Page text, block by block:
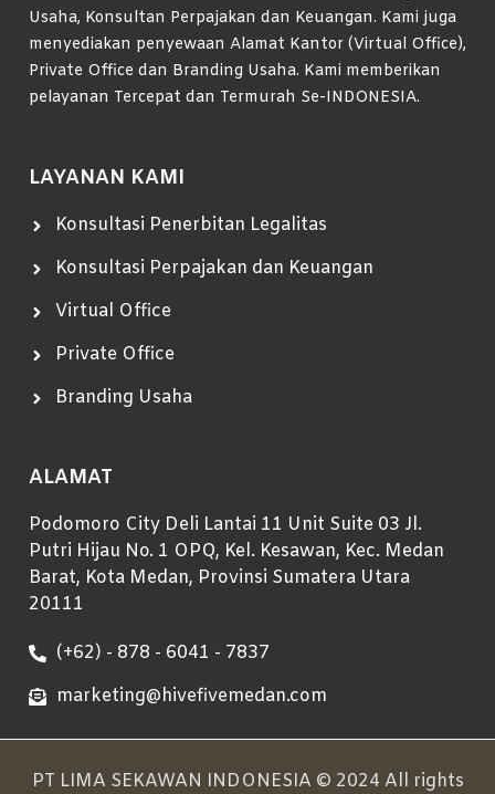
Usaha, Konsultan Perpajakan dan Keuangan. Kami juga
menyediakan penyewaan Alamat Kantor (Virtual Office),
Private Office dan Branding Usaha. Kami memberikan
pelayanan Tercepat dan Termurah Se-INDONESIA.
LAYANAN KAMI
Konsultasi Penerbitan Legalitas
Konsultasi Perpajakan dan Keuangan
Virtual Office
Private Office
Branding Usaha
ALAMAT
Podomoro City Deli Lantai 11 Unit Suite 03 Jl.
Putri Hijau No. 1 OPQ, Kel. Kesawan, Kec. Medan
Barat, Kota Medan, Provinsi Sumatera Utara
20111
(+62) - 878 - 6041 - 7837
marketing@hivefivemedan.com
PT LIMA SEKAWAN INDONESIA © 2024 All rights